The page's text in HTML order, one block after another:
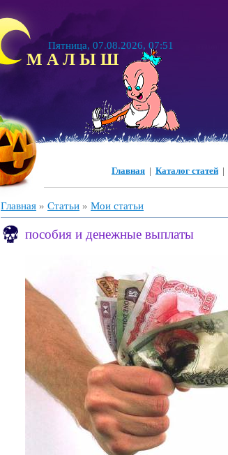
М А Л Ы Ш
Пятница, 07.08.2026, 07:51
Главная | Каталог статей |
Главная » Статьи » Мои статьи
пособия и денежные выплаты